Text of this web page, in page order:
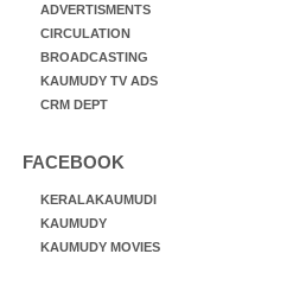
ADVERTISMENTS
CIRCULATION
BROADCASTING
KAUMUDY TV ADS
CRM DEPT
FACEBOOK
KERALAKAUMUDI
KAUMUDY
KAUMUDY MOVIES